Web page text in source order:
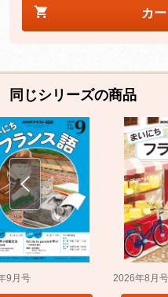
カ
同じシリーズの商品
9月号 2026年8月号